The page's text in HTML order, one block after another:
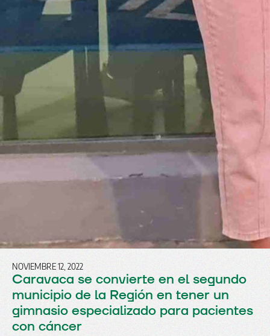
NOVIEMBRE 12, 2022
Caravaca se convierte en el segundo
municipio de la Región en tener un
gimnasio especializado para pacientes
con cáncer